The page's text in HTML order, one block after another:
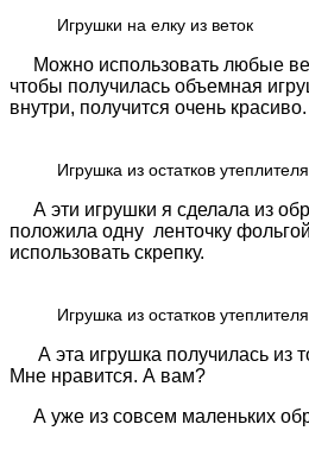
Игрушки на елку из веток
Можно использовать любые
чтобы получилась объемная
внутри, получится очень красиво.
Игрушка из остатков утеплителя
А эти игрушки я сделала из
положила одну ленточку
использовать скрепку.
Игрушка из остатков утеплителя
А эта игрушка получилась из
Мне нравится. А вам?
А уже из совсем маленьких